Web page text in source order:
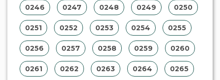
0246 0247 0248 0249 0250
0251 0252 0253 0254 0255
0256 0257 0258 0259 0260
0261 0262 0263 0264 0265